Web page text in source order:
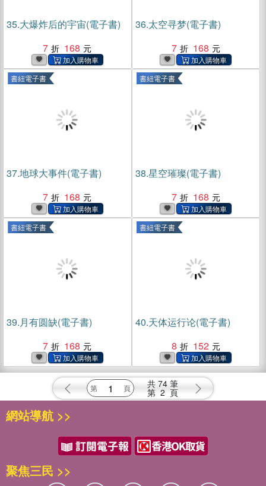
35.大爆炸后的宇宙(電子書)
7
168
36.太空寻梦(電子書)
7
168
書紐電子書
37.地球大事件(電子書)
7
168
書紐電子書
38.星空璀璨(電子書)
7
168
書紐電子書
39.月有圆缺(電子書)
7
168
書紐電子書
40.天体运行论(電子書)
8
152
共 74 筆
第 2 頁
網站導航 >>
聚焦三民 >>